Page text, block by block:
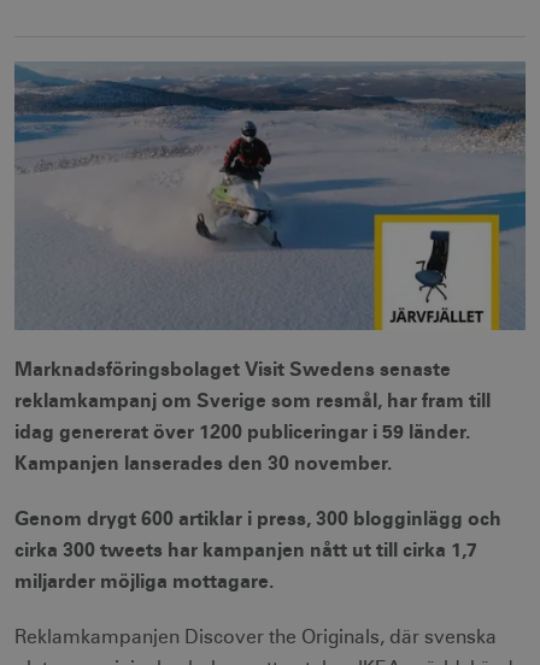
Marknadsföringsbolaget Visit Swedens senaste
reklamkampanj om Sverige som resmål, har fram till
idag genererat över 1200 publiceringar i 59 länder.
Kampanjen lanserades den 30 november.
Genom drygt 600 artiklar i press, 300 blogginlägg och
cirka 300 tweets har kampanjen nått ut till cirka 1,7
miljarder möjliga mottagare.
Reklamkampanjen Discover the Originals, där svenska